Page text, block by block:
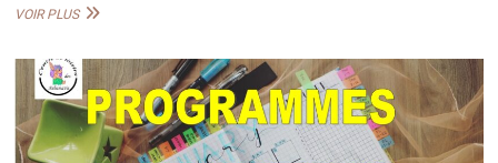
VOIR PLUSPROGRAMME
2025